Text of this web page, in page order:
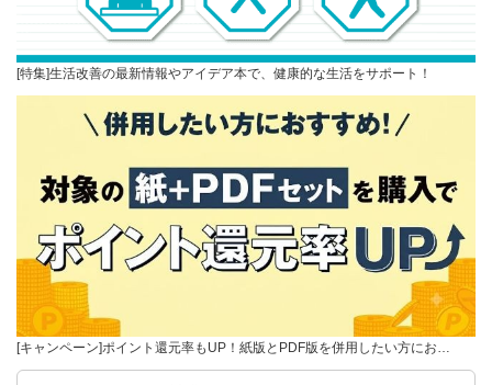
[特集]生活改善の最新情報やアイデア本で、健康的な生活をサポート！
[キャンペーン]ポイント還元率もUP！紙版とPDF版を併用したい方にお…